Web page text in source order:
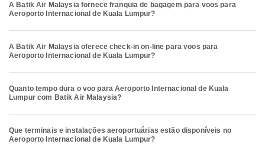
A Batik Air Malaysia fornece franquia de bagagem para voos para
Aeroporto Internacional de Kuala Lumpur?
A Batik Air Malaysia oferece check-in on-line para voos para
Aeroporto Internacional de Kuala Lumpur?
Quanto tempo dura o voo para Aeroporto Internacional de Kuala
Lumpur com Batik Air Malaysia?
Que terminais e instalações aeroportuárias estão disponíveis no
Aeroporto Internacional de Kuala Lumpur?